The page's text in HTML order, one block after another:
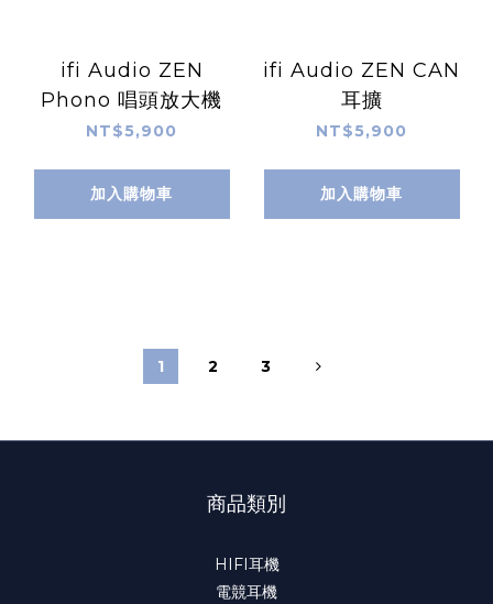
ifi Audio ZEN
Phono 唱頭放大機
NT$5,900
加入購物車
ifi Audio ZEN CAN
耳擴
NT$5,900
加入購物車
1 2 3
商品類別
HIFI耳機
電競耳機